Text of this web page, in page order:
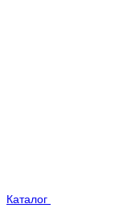
Каталог